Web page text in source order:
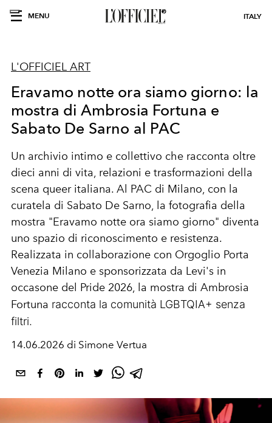
MENU ITALY
L'OFFICIEL ART
Eravamo notte ora siamo giorno: la
mostra di Ambrosia Fortuna e
Sabato De Sarno al PAC
Un archivio intimo e collettivo che racconta oltre
dieci anni di vita, relazioni e trasformazioni della
scena queer italiana. Al PAC di Milano, con la
curatela di Sabato De Sarno, la fotografia della
mostra "Eravamo notte ora siamo giorno" diventa
uno spazio di riconoscimento e resistenza.
Realizzata in collaborazione con Orgoglio Porta
Venezia Milano e sponsorizzata da Levi's in
occasone del Pride 2026, la mostra di Ambrosia
Fortuna racconta la comunità LGBTQIA+ senza
filtri.
14.06.2026 di Simone Vertua